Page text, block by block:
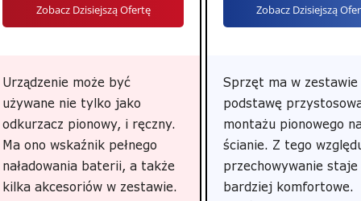
Zobacz Dzisiejszą Ofertę
Urządzenie może być
używane nie tylko jako
odkurzacz pionowy, i ręczny.
Ma ono wskaźnik pełnego
naładowania baterii, a także
kilka akcesoriów w zestawie.
Zobacz Dzisiejszą
Sprzęt ma w zestawie
podstawę
montażu pionowego
ścianie. Z tego
przechowywanie staje
bardziej komfortowe.